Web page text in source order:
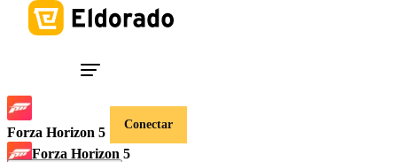
Conectar
Forza Horizon 5
Forza Horizon 5